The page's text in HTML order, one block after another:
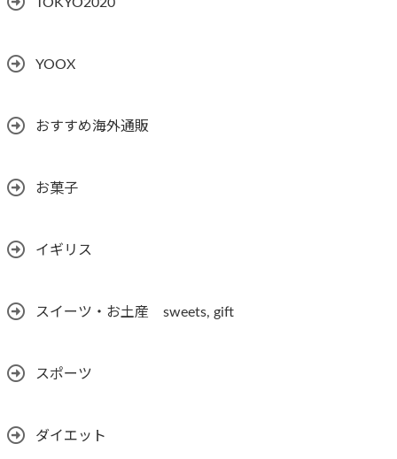
YOOX
おすすめ海外通販
お菓子
イギリス
スイーツ・お土産 sweets, gift
スポーツ
ダイエット